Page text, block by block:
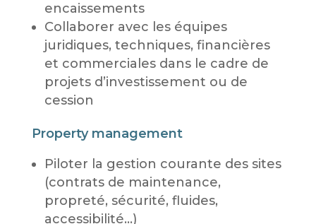
encaissements
Collaborer avec les équipes
juridiques, techniques, financières
et commerciales dans le cadre de
projets d’investissement ou de
cession
Property management
Piloter la gestion courante des sites
(contrats de maintenance,
propreté, sécurité, fluides,
accessibilité…)